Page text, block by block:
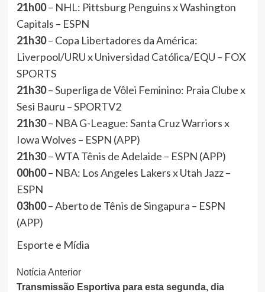
21h00– NHL: Pittsburg Penguins x Washington
Capitals – ESPN
21h30– Copa Libertadores da América:
Liverpool/URU x Universidad Católica/EQU – FOX
SPORTS
21h30– Superliga de Vôlei Feminino: Praia Clube x
Sesi Bauru – SPORTV2
21h30– NBA G-League: Santa Cruz Warriors x
Iowa Wolves – ESPN (APP)
21h30– WTA Tênis de Adelaide – ESPN (APP)
00h00– NBA: Los Angeles Lakers x Utah Jazz –
ESPN
03h00– Aberto de Tênis de Singapura – ESPN
(APP)
Esporte e Mídia
Continue
Notícia Anterior
Transmissão Esportiva para esta segunda, dia